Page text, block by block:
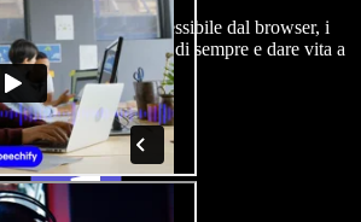
zero e tutto accessibile dal browser, i
superare i limiti di sempre e dare vita a